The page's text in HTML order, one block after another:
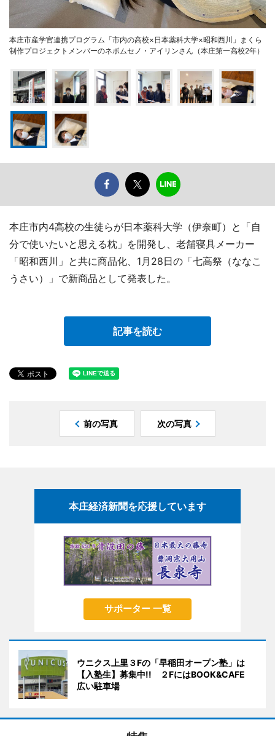
本庄市産学官連携プログラム「市内の高校×日本薬科大学×昭和西川」まくら
制作プロジェクトメンバーのネポムセノ・アイリンさん（本庄第一高校2年）
本庄市内4高校の生徒らが日本薬科大学（伊奈町）と「自
分で使いたいと思える枕」を開発し、老舗寝具メーカー
「昭和西川」と共に商品化、1月28日の「七高祭（ななこ
うさい）」で新商品として発表した。
記事を読む
前の写真 次の写真
本庄経済新聞を応援しています
サポーター 一覧
ウニクス上里３Fの「早稲田オープン塾」は
【入塾生】募集中!! ２FにはBOOK&CAFE
広い駐車場